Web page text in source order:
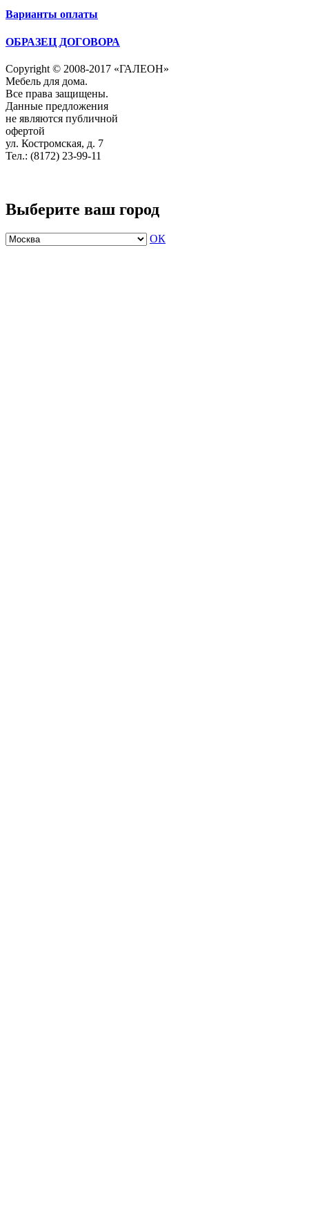
Варианты оплаты
ОБРАЗЕЦ ДОГОВОРА
Copyright © 2008-2017 «ГАЛЕОН»
Мебель для дома.
Все права защищены.
Данные предложения
не являются публичной
офертой
ул. Костромская, д. 7
Тел.: (8172) 23-99-11
Выберите ваш город
ОК